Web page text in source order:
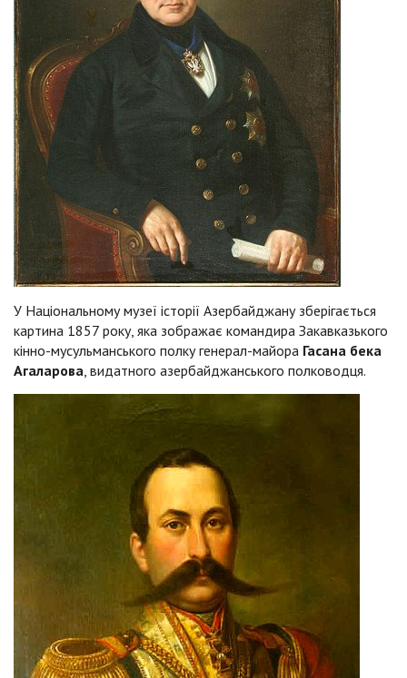
У Національному музеї історії Азербайджану зберігається
картина 1857 року, яка зображає командира Закавказького
кінно-мусульманського полку генерал-майора Гасана бека
Агаларова , видатного азербайджанського полководця.